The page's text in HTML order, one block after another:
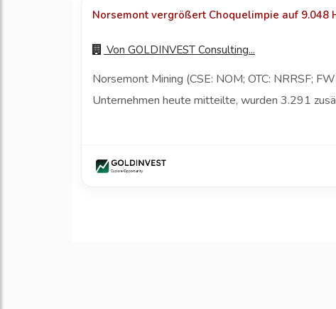
Norsemont vergrößert Choquelimpie auf 9.048
Von GOLDINVEST Consulting...
Norsemont Mining (CSE: NOM; OTC: NRRSF;
Unternehmen heute mitteilte, wurden 3.291